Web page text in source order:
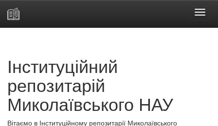
Інституційний
репозитарій
Миколаївського НАУ
Вітаємо в Інституційному репозитарії Миколаївського